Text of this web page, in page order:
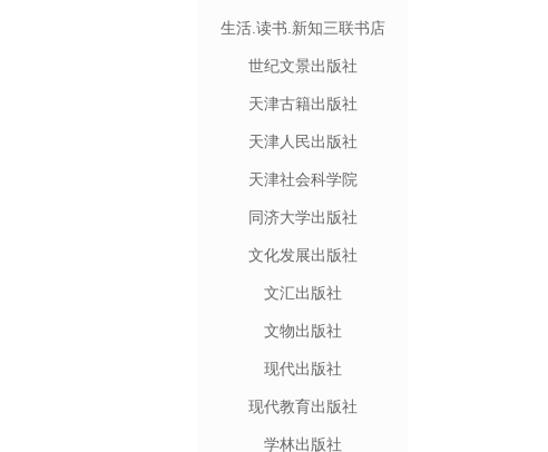
生活.读书.新知三联书店
世纪文景出版社
天津古籍出版社
天津人民出版社
天津社会科学院
同济大学出版社
文化发展出版社
文汇出版社
文物出版社
现代出版社
现代教育出版社
学林出版社